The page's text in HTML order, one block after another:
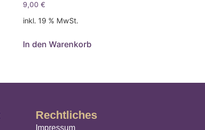
9,00€
inkl. 19 % MwSt.
In den Warenkorb
Rechtliches
Impressum